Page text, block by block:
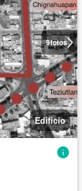
9fotos
Edificio